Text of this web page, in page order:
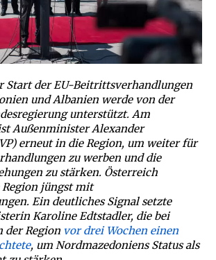
Start der EU-Beitrittsverhandlungen
und Albanien werde von der
unterstützt. Am
Außenminister Alexander
erneut in die Region, um weiter für
zu werben und die
zu stärken. Österreich
jüngst mit
Ein deutliches Signal setzte
Karoline Edtstadler, die bei
der Region vor drei Wochen einen
, um Nordmazedoniens Status als